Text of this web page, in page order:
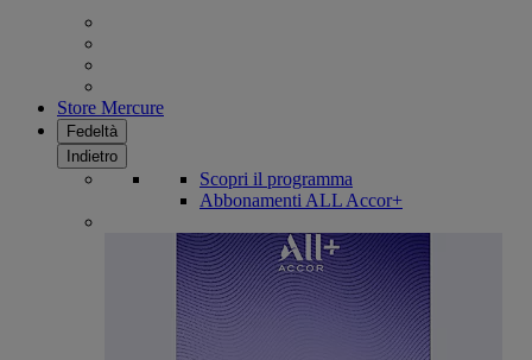
Store Mercure
Fedeltà
Indietro
Scopri il programma
Abbonamenti ALL Accor+